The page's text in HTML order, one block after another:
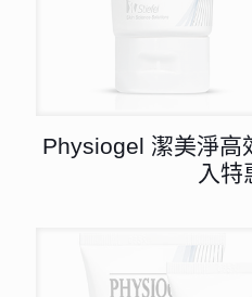
Physiogel 潔美淨高
入特